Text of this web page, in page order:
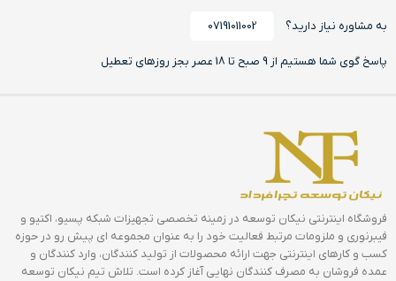
به مشاوره نیاز دارید؟ 07191011002
پاسخ گوی شما هستیم از 9 صبح تا 18 عصر بجز روزهای تعطیل
فروشگاه اینترنتی نیکان توسعه در زمینه تخصصی تجهیزات شبکه پسیو، اکتیو و
فیبرنوری و ملزومات مرتبط فعالیت خود را به عنوان مجموعه ای پیش رو در حوزه
کسب و کارهای اینترنتی جهت ارائه محصولات از تولید کنندگان، وارد کنندگان و
عمده فروشان به مصرف کنندگان نهایی آغاز کرده است. تلاش تیم نیکان توسعه